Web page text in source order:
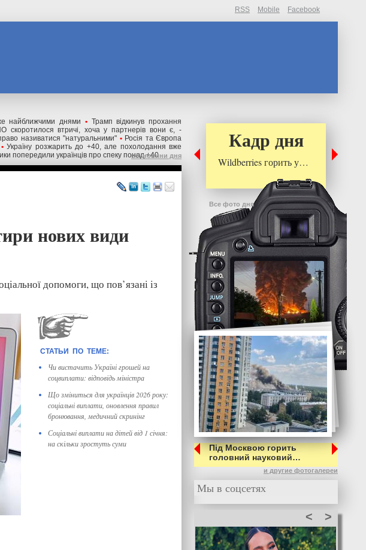
RSS Mobile Facebook
найближчими днями • Трамп відкинув прохання
скоротилося втричі, хоча у партнерів вони є, -
називатися "натуральними" • Росія та Європа
• Україну розжарить до +40, але похолодання вже
попередили українців про спеку понад +40
всі новини дня
нових види
допомоги, що пов’язані із
Чи вистачить Україні грошей на
соцвиплати: відповідь міністра
Що зміниться для українців 2026 року:
соціальні виплати, оновлення правил
бронювання, медичний скринінг
Соціальні виплати на дітей від 1 січня:
на скільки зростуть суми
Кадр дня
Wildberries горить у…
Все фото дня
Під Москвою горить
головний науковий…
и другие фотогалереи
Мы в соцсетях
>
<